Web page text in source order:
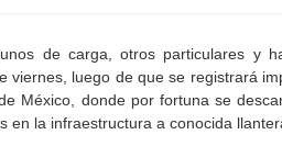
de carga, otros particulares y
viernes, luego de que se registrará
México, donde por fortuna se
en la infraestructura a conocida